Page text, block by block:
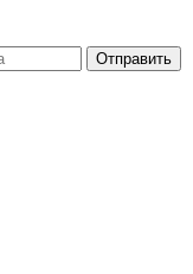
Отправить